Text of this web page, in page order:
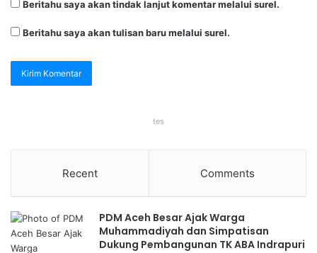
Beritahu saya akan tindak lanjut komentar melalui surel.
Beritahu saya akan tulisan baru melalui surel.
tes
Recent Comments
PDM Aceh Besar Ajak Warga
Muhammadiyah dan Simpatisan
Dukung Pembangunan TK ABA Indrapuri